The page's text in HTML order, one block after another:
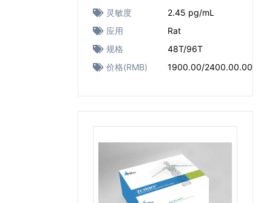
灵敏度
2.45 pg/mL
应用
Rat
规格
48T/96T
价格(RMB)
1900.00/2400.00.00